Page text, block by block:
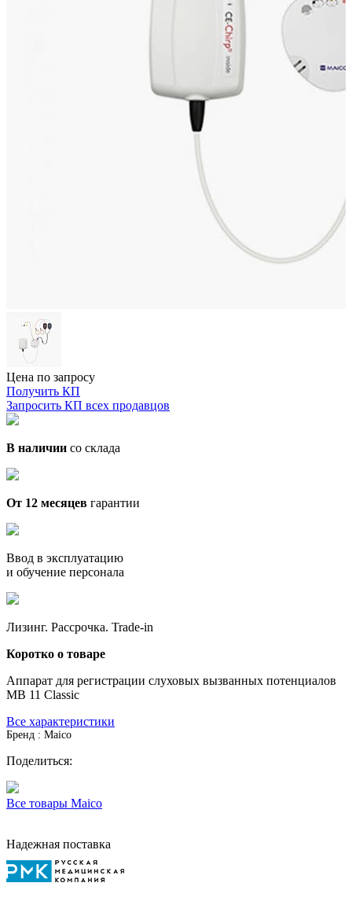
Цена по запросу
Получить КП
Запросить КП всех продавцов
В наличии со склада
От 12 месяцев гарантии
Ввод в эксплуатацию
и обучение персонала
Лизинг. Рассрочка. Trade-in
Коротко о товаре
Аппарат для регистрации слуховых вызванных потенциалов
MB 11 Classic
Все характеристики
Бренд : Maico
Поделиться:
Все товары Maico
Надежная поставка